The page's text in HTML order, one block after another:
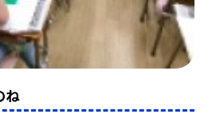
ね